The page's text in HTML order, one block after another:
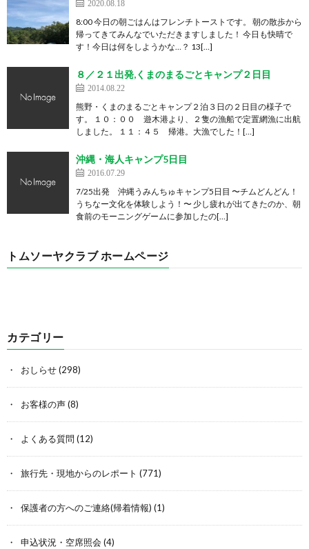
2020.08.18
8:00 今日の朝ごはんはフレンチトーストです。 朝の散歩から
帰ってきてみんなでいただきますしました！ 今日も快晴で
す！今日は何をしようかな…？ 13[…]
８／２１出発,くまのまるごとキャンプ２日目
2014.08.22
熊野・くまのまるごとキャンプ２泊３日の２日目の様子で
す。 １０：００ 遊木港より、２隻の漁船で定置網漁に出航
しました。 １１：４５ 帰港。大漁でした！[…]
沖縄・海人キャンプ5日目
2016.07.29
7/25出発 沖縄うみんちゅキャンプ5日目 〜チムどんどん！
うちなー文化を体験しよう！〜 少し疲れが出てきたのか、朝
食前のモーニングゲームに参加したの[…]
トムソーヤクラブ ホームページ
カテゴリー
おしらせ(298)
お客様の声(8)
よくある質問 (12)
旅行先・現地からのレポート (771)
保護者の方へのご連絡(帰着情報) (1)
申込状況・空席照会 (4)